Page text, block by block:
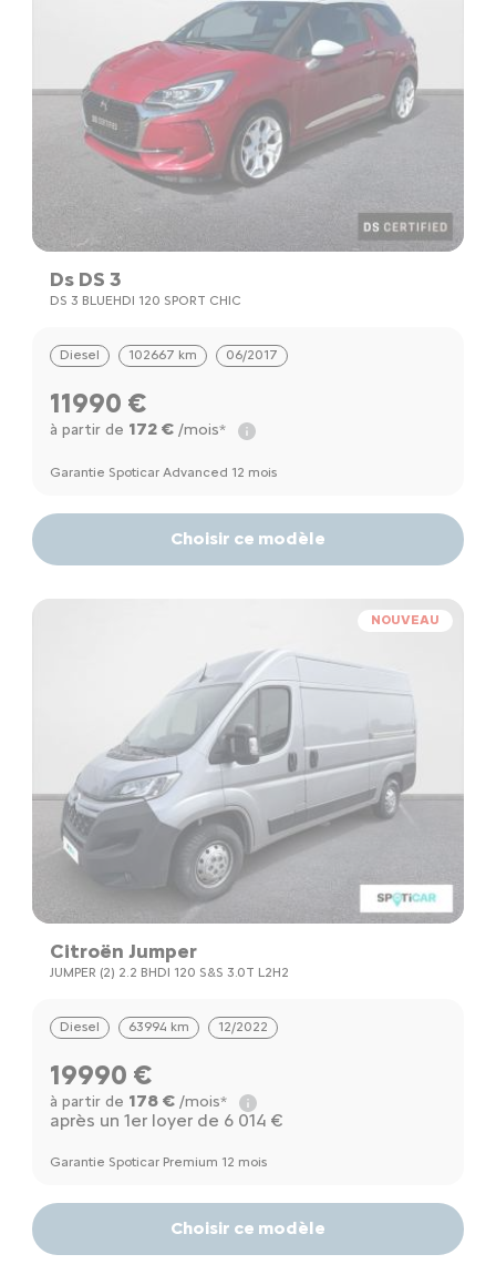
Ds DS 3
DS 3 BLUEHDI 120 SPORT CHIC
Diesel 102667 km 06/2017
11990 €
à partir de 172 €/mois*
Garantie Spoticar Advanced 12 mois
Choisir ce modèle
NOUVEAU
Citroën Jumper
JUMPER (2) 2.2 BHDI 120 S&S 3.0T L2H2
Diesel 63994 km 12/2022
19990 €
à partir de 178 €/mois*
après un 1er loyer de 6 014 €
Garantie Spoticar Premium 12 mois
Choisir ce modèle